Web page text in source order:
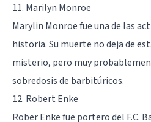
11. Marilyn Monroe
Marylin Monroe fue una de las
historia. Su muerte no deja de
misterio, pero muy
sobredosis de barbitúricos.
12. Robert Enke
Rober Enke fue portero del F.C.